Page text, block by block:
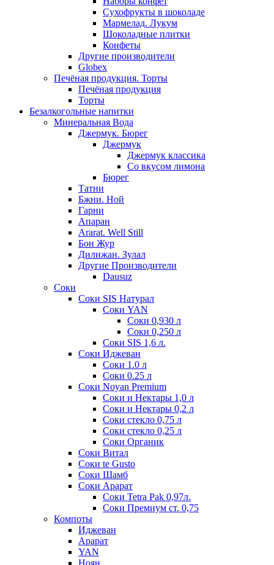
Сухофрукты в шоколаде
Мармелад. Лукум
Шоколадные плитки
Конфеты
Другие производители
Globex
Печёная продукция. Торты
Печёная продукция
Торты
Безалкогольные напитки
Минеральная Вода
Джермук. Бюрег
Джермук
Джермук классика
Со вкусом лимона
Бюрег
Татни
Бжни. Ной
Гарни
Апаран
Ararat. Well Still
Бон Жур
Дилижан. Зулал
Другие Производители
Dausuz
Соки
Соки SIS Натурал
Соки YAN
Соки 0,930 л
Соки 0,250 л
Соки SIS 1,6 л.
Соки Иджеван
Соки 1.0 л
Соки 0.25 л
Соки Noyan Premium
Соки и Нектары 1,0 л
Соки и Нектары 0,2 л
Соки стекло 0,75 л
Соки стекло 0,25 л
Соки Органик
Соки Витал
Соки te Gusto
Соки Шамб
Соки Арарат
Соки Tetra Pak 0,97л.
Соки Премиум ст. 0,75
Компоты
Иджеван
Арарат
YAN
Ноян